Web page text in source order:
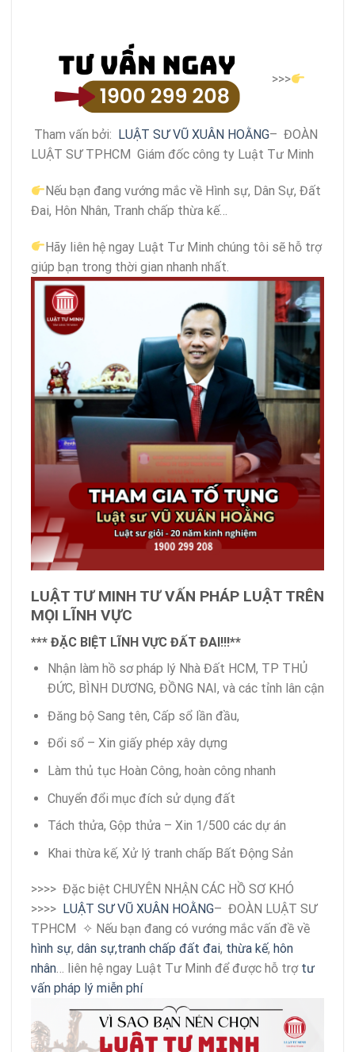
>>>
Tham vấn bởi: LUẬT SƯ VŨ XUÂN HOẰNG– ĐOÀN
LUẬT SƯ TPHCM Giám đốc công ty Luật Tư Minh
Nếu bạn đang vướng mắc về Hình sự, Dân Sự, Đất
Đai, Hôn Nhân, Tranh chấp thừa kế…
Hãy liên hệ ngay Luật Tư Minh chúng tôi sẽ hỗ trợ
giúp bạn trong thời gian nhanh nhất.
LUẬT TƯ MINH TƯ VẤN PHÁP LUẬT TRÊN
MỌI LĨNH VỰC
*** ĐẶC BIỆT LĨNH VỰC ĐẤT ĐAI!!!**
Nhận làm hồ sơ pháp lý Nhà Đất HCM, TP THỦ
ĐỨC, BÌNH DƯƠNG, ĐỒNG NAI, và các tỉnh lân cận
Đăng bộ Sang tên, Cấp sổ lần đầu,
Đổi sổ – Xin giấy phép xây dựng
Làm thủ tục Hoàn Công, hoàn công nhanh
Chuyển đổi mục đích sử dụng đất
Tách thửa, Gộp thửa – Xin 1/500 các dự án
Khai thừa kế, Xử lý tranh chấp Bất Động Sản
>>>> Đặc biệt CHUYÊN NHẬN CÁC HỒ SƠ KHÓ
>>>> LUẬT SƯ VŨ XUÂN HOẰNG– ĐOÀN LUẬT SƯ
TPHCM
✧ Nếu bạn đang có vướng mắc vấn đề về
hình sự, dân sự,tranh chấp đất đai, thừa kế, hôn
nhân… liên hệ ngay Luật Tư Minh để được hỗ trợ tư
vấn pháp lý miễn phí